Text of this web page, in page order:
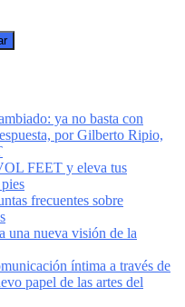
ya no basta con
por Gilberto Ripio,
FEET y eleva tus
frecuentes sobre
nueva visión de la
íntima a través de
papel de las artes del